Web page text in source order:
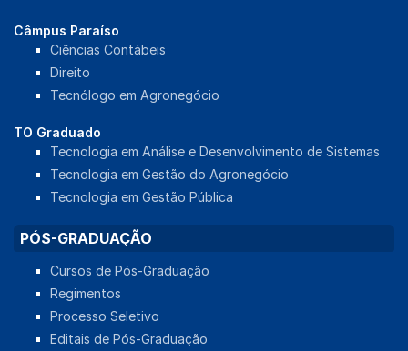
Câmpus Paraíso
Ciências Contábeis
Direito
Tecnólogo em Agronegócio
TO Graduado
Tecnologia em Análise e Desenvolvimento de Sistemas
Tecnologia em Gestão do Agronegócio
Tecnologia em Gestão Pública
PÓS-GRADUAÇÃO
Cursos de Pós-Graduação
Regimentos
Processo Seletivo
Editais de Pós-Graduação